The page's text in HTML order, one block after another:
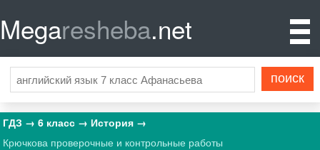
Megaresheba.net
ГДЗ 6 класс
История
Крючкова проверочные и контрольные работы